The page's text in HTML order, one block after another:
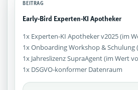
BEITRAG
Early-Bird Experten-KI Apotheker
1x Experten-KI Apotheker v2025 (im
1x Onboarding Workshop & Schulung
1x Jahreslizenz SupraAgent (im Wert
1x DSGVO-konformer Datenraum